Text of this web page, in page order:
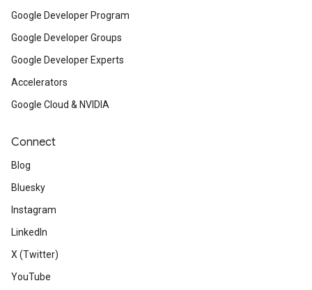
Google Developer Program
Google Developer Groups
Google Developer Experts
Accelerators
Google Cloud & NVIDIA
Connect
Blog
Bluesky
Instagram
LinkedIn
X (Twitter)
YouTube